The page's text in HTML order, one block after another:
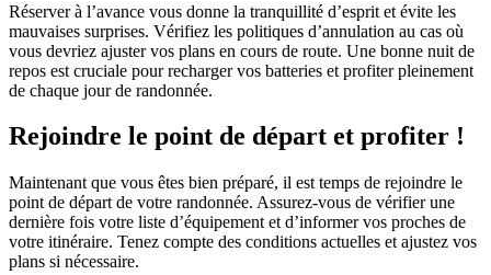
Réserver à l’avance vous donne la tranquillité d’esprit et évite les
mauvaises surprises. Vérifiez les politiques d’annulation au cas où
vous devriez ajuster vos plans en cours de route. Une bonne nuit de
repos est cruciale pour recharger vos batteries et profiter pleinement
de chaque jour de randonnée.
Rejoindre le point de départ et profiter !
Maintenant que vous êtes bien préparé, il est temps de rejoindre le
point de départ de votre randonnée. Assurez-vous de vérifier une
dernière fois votre liste d’équipement et d’informer vos proches de
votre itinéraire. Tenez compte des conditions actuelles et ajustez vos
plans si nécessaire.